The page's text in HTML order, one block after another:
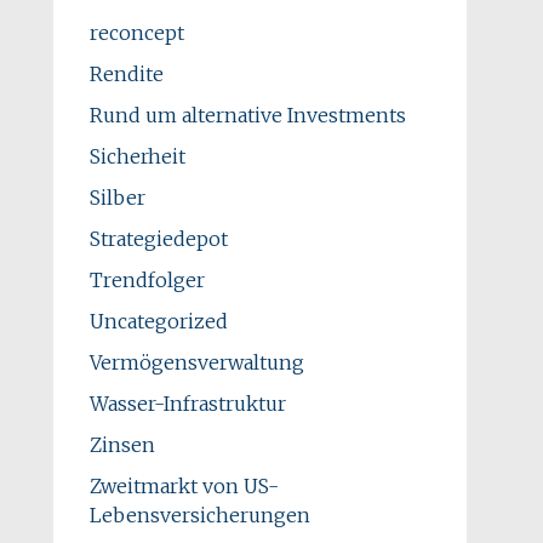
reconcept
Rendite
Rund um alternative Investments
Sicherheit
Silber
Strategiedepot
Trendfolger
Uncategorized
Vermögensverwaltung
Wasser-Infrastruktur
Zinsen
Zweitmarkt von US-
Lebensversicherungen